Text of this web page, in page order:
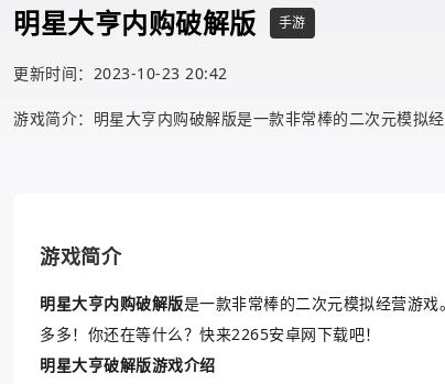
明星大亨内购破解版 手游
更新时间：2023-10-23 20:42
游戏简介：明星大亨内购破解版是一款非常棒的二次元模拟
游戏简介
明星大亨内购破解版是一款非常棒的二次元模拟经营游
多多！你还在等什么？快来2265安卓网下载吧！
明星大亨破解版游戏介绍